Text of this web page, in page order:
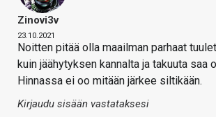
Zinovi3v
23.10.2021
Noitten pitää olla maailman parhaat
kuin jäähytyksen kannalta ja takuuta saa
Hinnassa ei oo mitään järkee siltikään.
Kirjaudu sisään vastataksesi